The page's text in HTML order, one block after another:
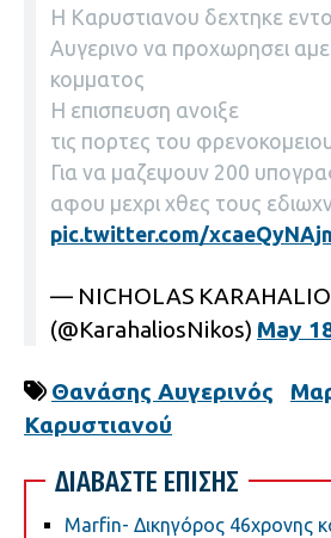
Η Καρυστιανου δεχτηκε
Αυγερινο να προχωρησει
κομματος
Η επισπευση ανοιξε
τις πορτες του
Για να μαζεψουν 200
αφου μεχρι χθες τους
pic.twitter.com/
— NICHOLAS
(@KarahaliosNikos) May
Θανάσης Αυγερινός
Καρυστιανού
ΔΙΑΒΑΣΤΕ ΕΠΙΣΗΣ
Marfin- Δικηγόρος 46χρονης